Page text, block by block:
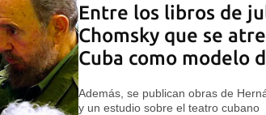
Entre los libros de
Chomsky que se
Cuba como modelo
Además, se publican obras de
y un estudio sobre el teatro cubano